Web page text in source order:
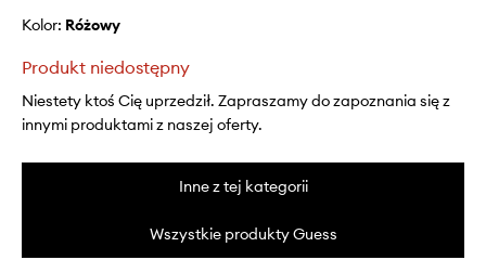
Kolor: różowy
Produkt niedostępny
Niestety ktoś Cię uprzedził. Zapraszamy do zapoznania się z
innymi produktami z naszej oferty.
Inne z tej kategorii
Wszystkie produkty Guess